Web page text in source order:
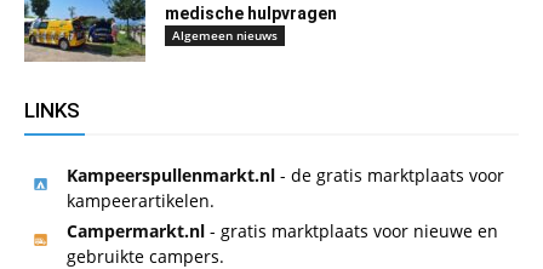
medische hulpvragen
Algemeen nieuws
LINKS
Kampeerspullenmarkt.nl - de gratis marktplaats voor
kampeerartikelen.
Campermarkt.nl - gratis marktplaats voor nieuwe en
gebruikte campers.